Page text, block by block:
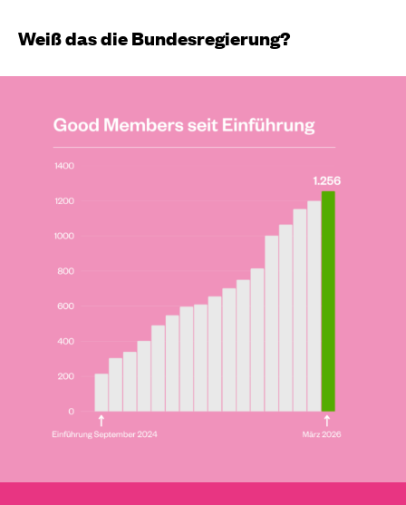
Weiß das die Bundesregierung?